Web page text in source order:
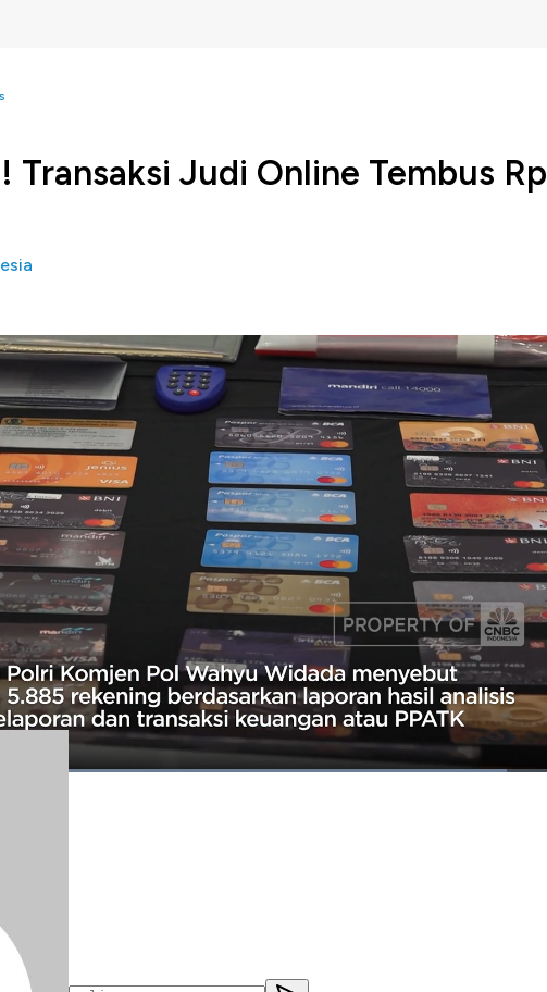
Transaksi Judi Online Tembus Rp
Bareskrim Polri berhasil memblokir 865 rekening yang diduga digunakan
miliar rupiah.
Wahyu Widada menyebut pemblokiran 5.855 rekening berdasarkan hasil
Transaksi Keuangan atau PPATK.
#kabareskrim #judi online #ppatk